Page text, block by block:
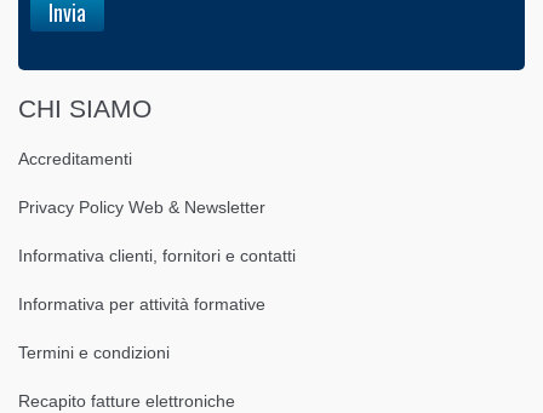
CHI SIAMO
Accreditamenti
Privacy Policy Web & Newsletter
Informativa clienti, fornitori e contatti
Informativa per attività formative
Termini e condizioni
Recapito fatture elettroniche